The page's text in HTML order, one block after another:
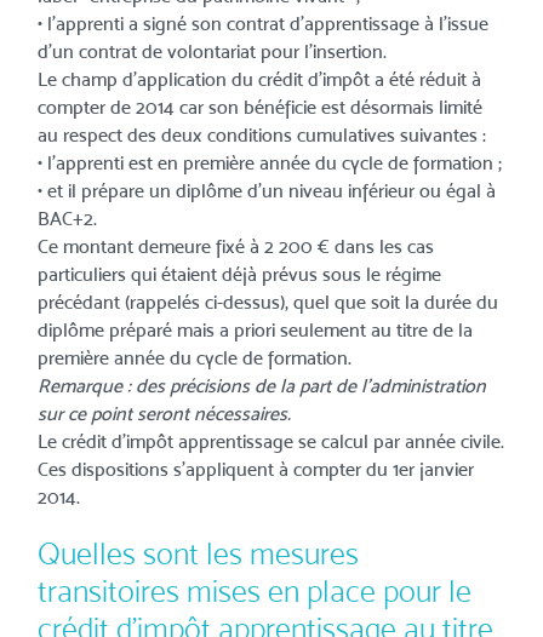
• l’apprenti a signé son contrat d’apprentissage à l’issue
d’un contrat de volontariat pour l’insertion.
Le champ d’application du crédit d’impôt a été réduit à
compter de 2014 car son bénéficie est désormais limité
au respect des deux conditions cumulatives suivantes :
• l’apprenti est en première année du cycle de formation ;
• et il prépare un diplôme d’un niveau inférieur ou égal à
BAC+2.
Ce montant demeure fixé à 2 200 € dans les cas
particuliers qui étaient déjà prévus sous le régime
précédant (rappelés ci-dessus), quel que soit la durée du
diplôme préparé mais a priori seulement au titre de la
première année du cycle de formation.
Remarque : des précisions de la part de l’administration
sur ce point seront nécessaires.
Le crédit d’impôt apprentissage se calcul par année civile.
Ces dispositions s’appliquent à compter du 1er janvier
2014.
Quelles sont les mesures
transitoires mises en place pour le
crédit d’impôt apprentissage au titre